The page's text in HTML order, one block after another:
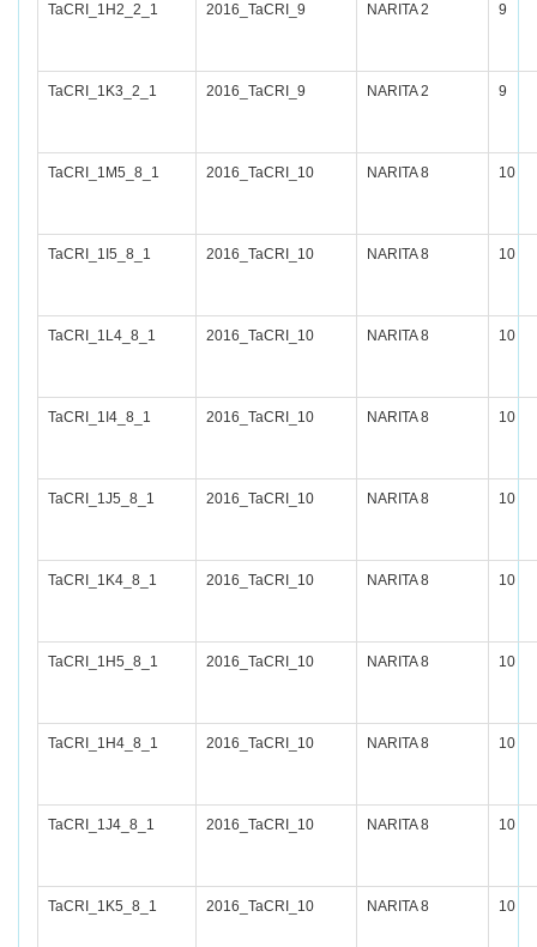
TaCRI_1H2_2_1 2016_TaCRI_9 NARITA 2 9
TaCRI_1K3_2_1 2016_TaCRI_9 NARITA 2 9
TaCRI_1M5_8_1 2016_TaCRI_10 NARITA 8 10
TaCRI_1I5_8_1 2016_TaCRI_10 NARITA 8 10
TaCRI_1L4_8_1 2016_TaCRI_10 NARITA 8 10
TaCRI_1I4_8_1 2016_TaCRI_10 NARITA 8 10
TaCRI_1J5_8_1 2016_TaCRI_10 NARITA 8 10
TaCRI_1K4_8_1 2016_TaCRI_10 NARITA 8 10
TaCRI_1H5_8_1 2016_TaCRI_10 NARITA 8 10
TaCRI_1H4_8_1 2016_TaCRI_10 NARITA 8 10
TaCRI_1J4_8_1 2016_TaCRI_10 NARITA 8 10
TaCRI_1K5_8_1 2016_TaCRI_10 NARITA 8 10